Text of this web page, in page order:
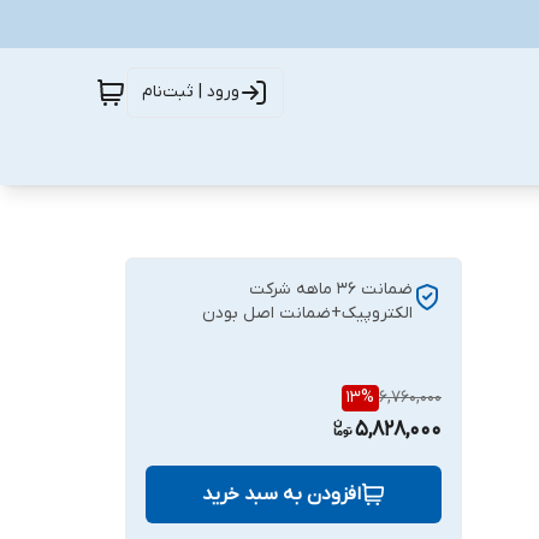
ورود | ثبت‌نام
ضمانت ۳۶ ماهه شرکت
الکتروپیک+ضمانت اصل بودن
6,760,000
13%
5,828,000
افزودن به سبد خرید